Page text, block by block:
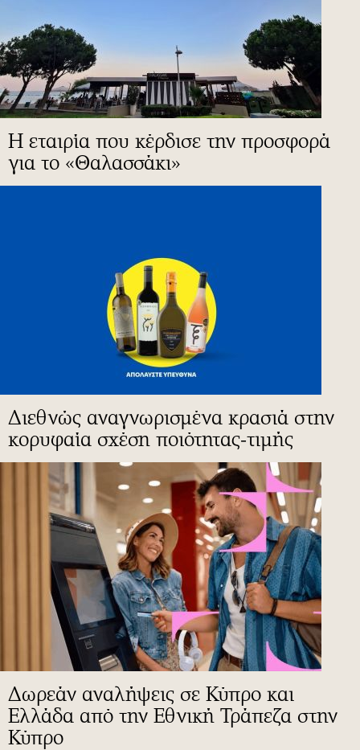
Η εταιρία που κέρδισε την προσφορά
για το «Θαλασσάκι»
Διεθνώς αναγνωρισμένα κρασιά στην
κορυφαία σχέση ποιότητας-τιμής
Δωρεάν αναλήψεις σε Κύπρο και
Ελλάδα από την Εθνική Τράπεζα στην
Κύπρο